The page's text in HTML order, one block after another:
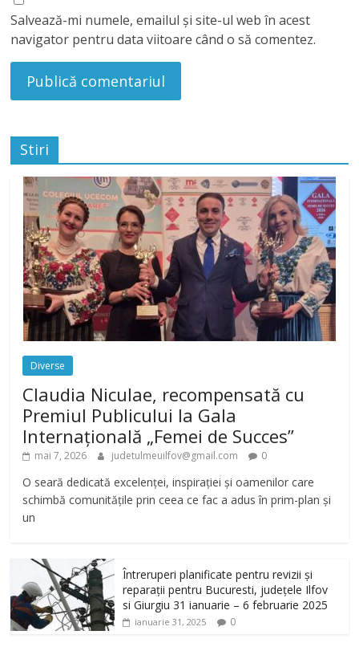
Salvează-mi numele, emailul și site-ul web în acest
navigator pentru data viitoare când o să comentez.
Stiri
Diverse
Claudia Niculae, recompensată cu
Premiul Publicului la Gala
Internațională „Femei de Succes”
mai 7, 2026 judetulmeuilfov@gmail.com 0
O seară dedicată excelenței, inspirației și oamenilor care
schimbă comunitățile prin ceea ce fac a adus în prim-plan și
un
Întreruperi planificate pentru revizii și
reparații pentru Bucuresti, județele Ilfov
si Giurgiu 31 ianuarie – 6 februarie 2025
ianuarie 31, 2025 0